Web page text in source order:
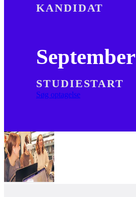
KANDIDAT
September
STUDIESTART
Søg optagelse